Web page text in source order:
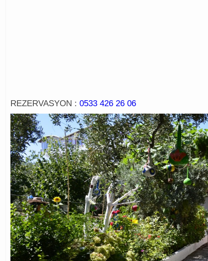
REZERVASYON : 0533 426 26 06